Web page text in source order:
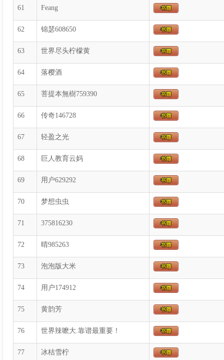
61 Feang
62 锦瑟608650
63 世界尽头柠檬黄
64 落樱酒
65 菩提本無樹759390
66 传奇146728
67 轻盈之光
68 巨人教育云妈
69 用户629292
70 梦想虫虫
71 375816230
72 晴985263
73 泡泡版大米
74 用户174912
75 黄韵芳
76 世界辣嚒大.靠谱最重要！
77 冰桔雪柠